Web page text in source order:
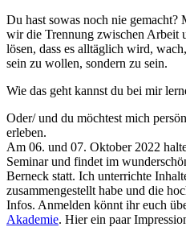
Du hast sowas noch nie gemacht?
wir die Trennung zwischen Arbeit
lösen, dass es alltäglich wird,
sein zu wollen, sondern zu sein.
Wie das geht kannst du bei mir
Oder/ und du möchtest mich
erleben.
Am 06. und 07. Oktober 2022
Seminar und findet im
Berneck statt. Ich unterrichte
zusammengestellt habe und die
Infos. Anmelden könnt ihr euch
Akademie. Hier ein paar